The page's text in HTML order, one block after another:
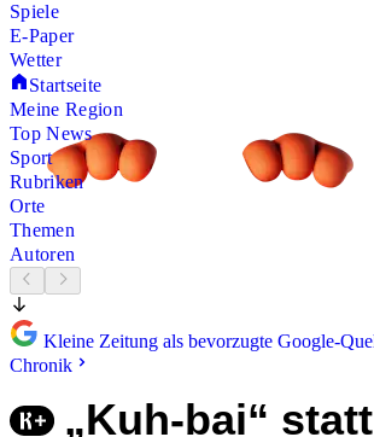
Spiele
E-Paper
Wetter
Startseite
Meine Region
Top News
Sport
Rubriken
Orte
Themen
Autoren
Kleine Zeitung als bevorzugte Google-
Chronik
„Kuh-bai“